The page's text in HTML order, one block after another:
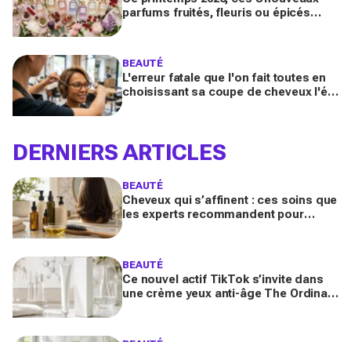
parfums fruités, fleuris ou épicés
BEAUTÉ
L'erreur fatale que l'on fait toutes en
choisissant sa coupe de cheveux l'été
DERNIERS ARTICLES
BEAUTÉ
Cheveux qui s’affinent : ces soins que
les experts recommandent pour
BEAUTÉ
Ce nouvel actif TikTok s’invite dans
une crème yeux anti-âge The Ordinary